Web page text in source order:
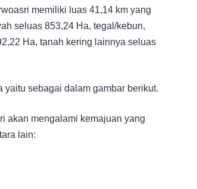
memiliki luas 41,14 km yang
seluas 853,24 Ha, tegal/kebun,
Ha, tanah kering lainnya seluas
sebagai dalam gambar berikut.
akan mengalami kemajuan yang
lain: